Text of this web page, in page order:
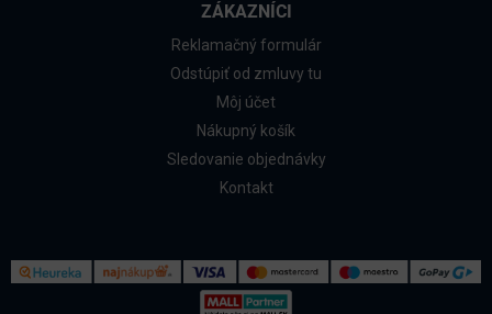
ZÁKAZNÍCI
Reklamačný formulár
Odstúpiť od zmluvy tu
Môj účet
Nákupný košík
Sledovanie objednávky
Kontakt